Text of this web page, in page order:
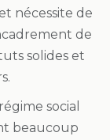
nécessite de
de
solides et
social
beaucoup